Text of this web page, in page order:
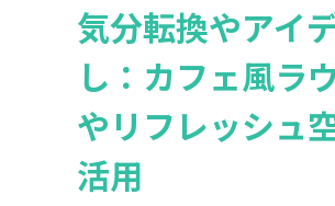
気分転換やアイ
し：カフェ風ラ
やリフレッシュ
活用